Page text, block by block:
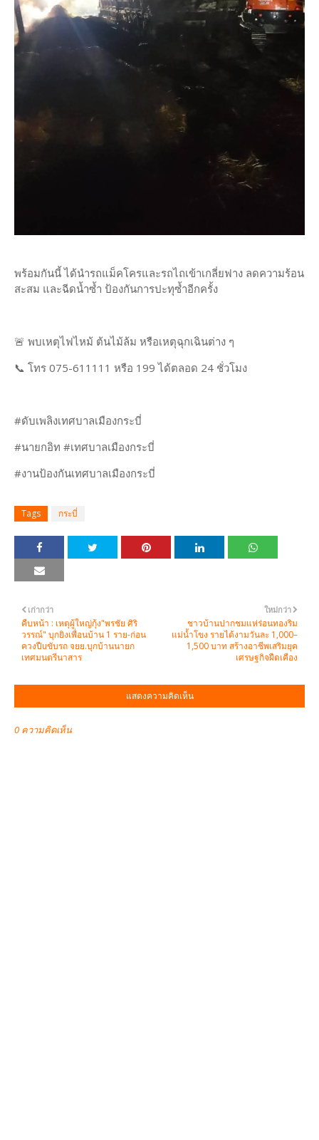
พร้อมกันนี้ ได้นำรถแม็คโครและรถไถเข้าเกลี่ยฟาง ลดความร้อน
สะสม และฉีดน้ำซ้ำ ป้องกันการปะทุซ้ำอีกครั้ง
🚨 พบเหตุไฟไหม้ ต้นไม้ล้ม หรือเหตุฉุกเฉินต่าง ๆ
📞 โทร 075-611111 หรือ 199 ได้ตลอด 24 ชั่วโมง
#ดับเพลิงเทศบาลเมืองกระบี่
#นายกอิท #เทศบาลเมืองกระบี่
#งานป้องกันเทศบาลเมืองกระบี่
Tags กระบี่
ใหม่กว่า
ชาวบ้านปากชมแห่ร่อนทองริม
แม่น้ำโขง รายได้งามวันละ 1,000–
1,500 บาท สร้างอาชีพเสริมยุค
เศรษฐกิจฝืดเคือง
เก่ากว่า
คืบหน้า : เหตุผู้ใหญ่กุ้ง"พรชัย ศิริ
วรรณ์" บุกยิงเพื่อนบ้าน 1 ราย-ก่อน
ควงปืuขับรถ จยย.บุกบ้านนายก
เทศมนตรีนาสาร
แสดงความคิดเห็น
0 ความคิดเห็น